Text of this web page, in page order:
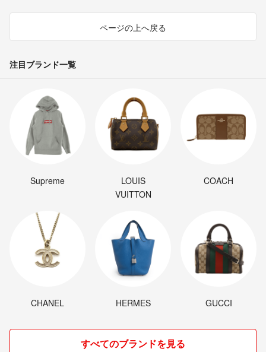
ページの上へ戻る
注目ブランド一覧
Supreme
LOUIS
VUITTON
COACH
CHANEL HERMES GUCCI
すべてのブランドを見る